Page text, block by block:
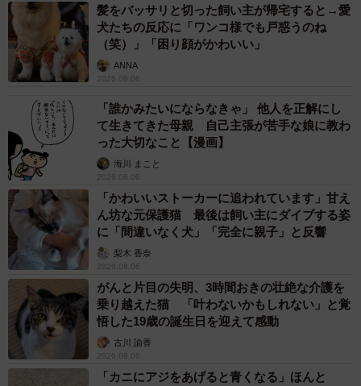
髪をバッサリと切った飼い主が帰宅すると→愛
犬たちの反応に「ワンコ様でも戸惑うのね
（笑）」「困り顔がかわいい」
ANNA
2026.08.06
「誰かみたいにならなきゃ」 他人を正解にし
て生きてきた母親 自己主張が苦手な娘に教わ
った大切なこと【漫画】
海川 まこと
2026.08.06
「かわいいストーカーに追われています」甘え
ん坊な元保護猫 最後は飼い主にダイブする姿
に「間違いなく犬」「完全に親子」と反響
梨木 香奈
2026.08.06
がんと片目の失明、3時間おきの壮絶な介護を
乗り越えた猫 「叶わないかもしれない」と覚
悟した19歳の誕生日を迎えて感動
古川 諭香
2026.08.06
「カニにアジをあげると青くなる」ほんと